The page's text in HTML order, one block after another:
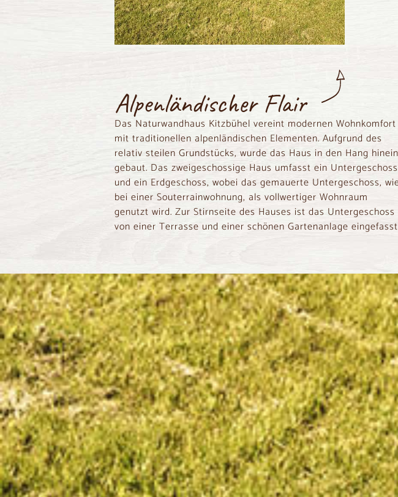
Alpenländischer Flair
Das Naturwandhaus Kitzbühel vereint modernen Wohnkomfort
mit traditionellen alpenländischen Elementen. Aufgrund des
relativ steilen Grundstücks, wurde das Haus in den Hang hinein
gebaut. Das zweigeschossige Haus umfasst ein Untergeschoss
und ein Erdgeschoss, wobei das gemauerte Untergeschoss,
bei einer Souterrainwohnung, als vollwertiger Wohnraum
genutzt wird. Zur Stirnseite des Hauses ist das Untergeschoss
von einer Terrasse und einer schönen Gartenanlage